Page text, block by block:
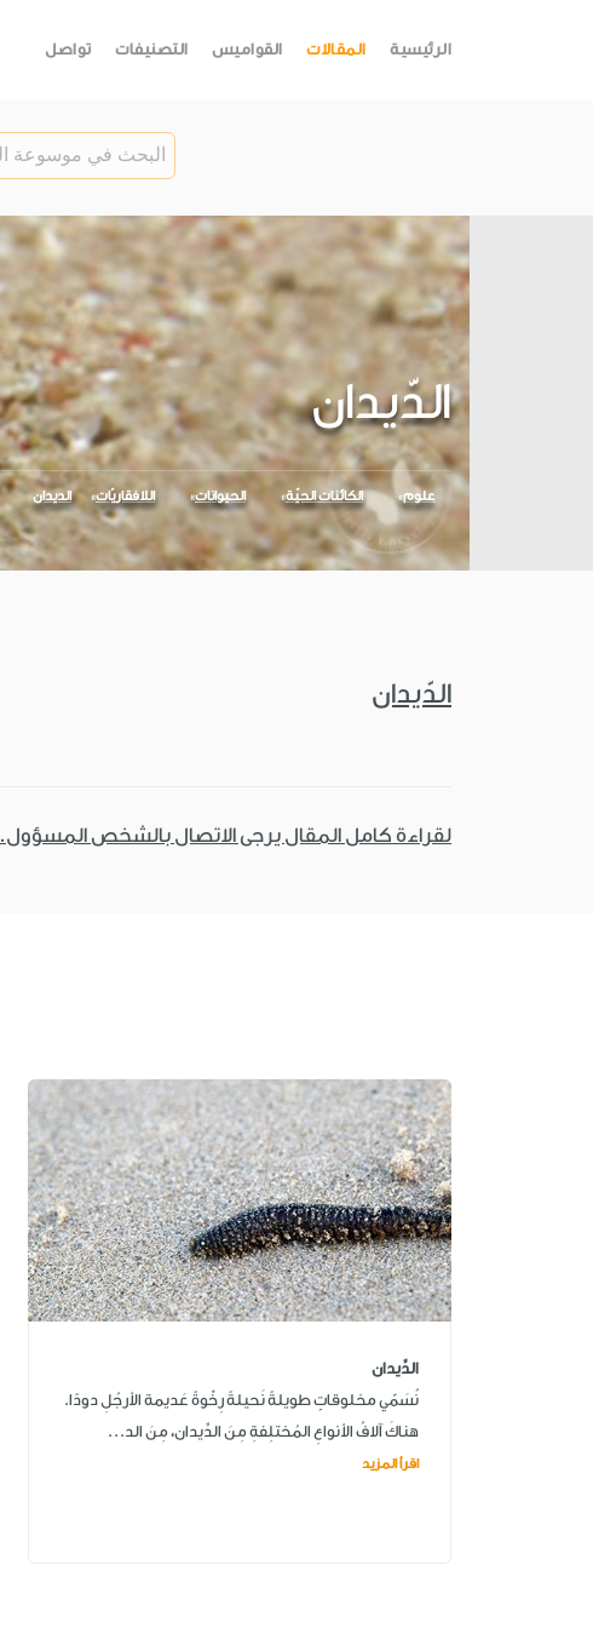
الرئيسية المقالات القواميس التصنيفات تواصل
الدّيدان
علوم الكائنات الحيّة الحيوانات اللافقاريّات الديدان
الدّيدان
لقراءة كامل المقال يرجى الاتصال بالشخص المسؤول.
الدِّيدان
نُسَمّي مخلوقاتٍ طويلةً نَحيلةً رِخْوةً عَديمة الأرجُلِ دودًا.
هناكَ آلافُ الأنواعِ المُختلِفةِ مِنَ الدِّيدان، مِنَ الد...
اقرأ المزيد